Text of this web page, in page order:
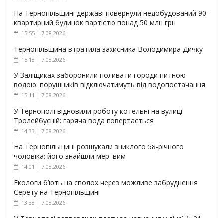
На Тернопільщині державі повернули недобудований 90-
квартирний будинок вартістю понад 50 млн грн
15:55 | 7.08.2026
Тернопільщина втратила захисника Володимира Дичку
15:18 | 7.08.2026
У Заліщиках заборонили поливати городи питною
водою: порушників відключатимуть від водопостачання
15:11 | 7.08.2026
У Тернополі відновили роботу котельні на вулиці
Тролейбусній: гаряча вода повертається
14:33 | 7.08.2026
На Тернопільщині розшукали зниклого 58-річного
чоловіка: його знайшли мертвим
14:01 | 7.08.2026
Екологи б’ють на сполох через можливе забруднення
Серету на Тернопільщині
13:38 | 7.08.2026